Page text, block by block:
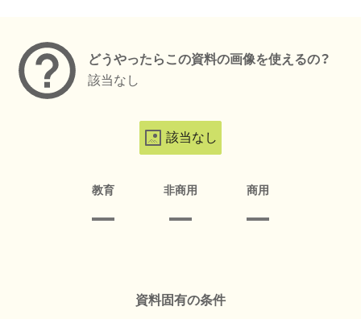
どうやったらこの資料の画像を使えるの？
該当なし
該当なし
教育 非商用 商用
資料固有の条件